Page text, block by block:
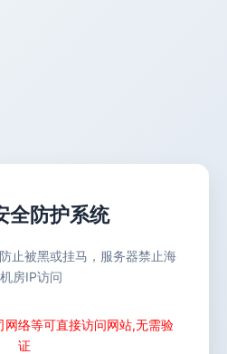
全防护系统
止被黑或挂马，服务器禁止海
房IP访问
络等可直接访问网站,无需验
证